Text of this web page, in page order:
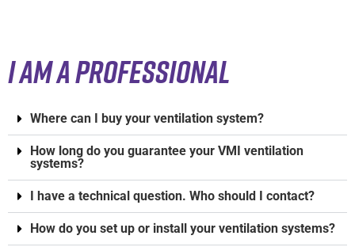
I AM A PROFESSIONAL
Where can I buy your ventilation system?
How long do you guarantee your VMI ventilation
systems?
I have a technical question. Who should I contact?
How do you set up or install your ventilation systems?